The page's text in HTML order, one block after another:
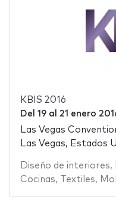
KBIS 2016
Del 19al 21 enero
Las Vegas
Las Vegas, Estados
Diseño de interiores,
Cocinas, Textiles,